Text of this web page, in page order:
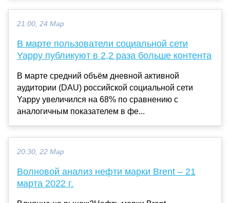
21:00, 24 Мар
В марте пользователи социальной сети
Yappy публикуют в 2,2 раза больше контента
В марте средний объём дневной активной
аудитории (DAU) российской социальной сети
Yappy увеличился на 68% по сравнению с
аналогичным показателем в фе...
20:30, 22 Мар
Волновой анализ нефти марки Brent – 21
марта 2022 г.